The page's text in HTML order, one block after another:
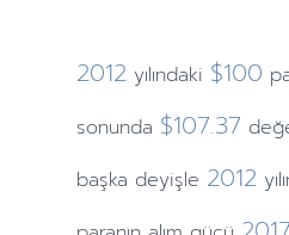
2012 yılındaki $100
sonunda $107.37
başka deyişle 2012